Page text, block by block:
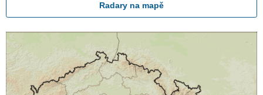
Radary na mapě